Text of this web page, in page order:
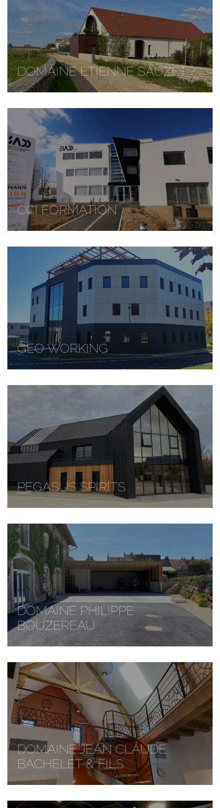
DOMAINE ETIENNE SAUZET
CCI FORMATION
GEO WORKING
PEGASUS SPIRITS
DOMAINE PHILIPPE
BOUZEREAU
DOMAINE JEAN CLAUDE
BACHELET & FILS